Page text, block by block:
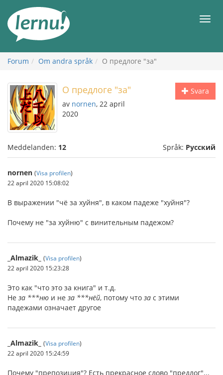
sidans
innehåll
Meny
Forum Om andra språk О предлоге "за"
Svara
О предлоге "за"
av nornen, 22 april
2020
Meddelanden: 12 Språk: Русский
nornen (Visa profilen)
22 april 2020 15:08:02
В выражении "чё за хуйня", в каком падеже "хуйня"?
Почему не "за хуйню" с винительным падежом?
_Almazik_ (Visa profilen)
22 april 2020 15:23:28
Это как "что это за книга" и т.д.
Не за ***ню и не за ***нёй, потому что за с этими
падежами означает другое
_Almazik_ (Visa profilen)
22 april 2020 15:24:59
Почему "препозиция"? Есть прекрасное слово "предлог"...